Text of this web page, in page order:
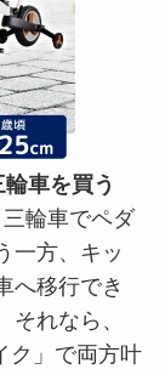
輪車を買う
輪車でペダ
一方、キッ
へ移行でき
れなら、
ク」で両方叶